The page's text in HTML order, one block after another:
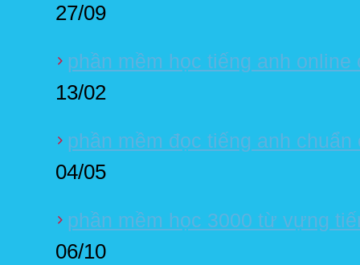
27/09
phần mềm học tiếng anh online
13/02
phần mềm đọc tiếng anh chuẩn
04/05
phần mềm học 3000 từ vựng
06/10